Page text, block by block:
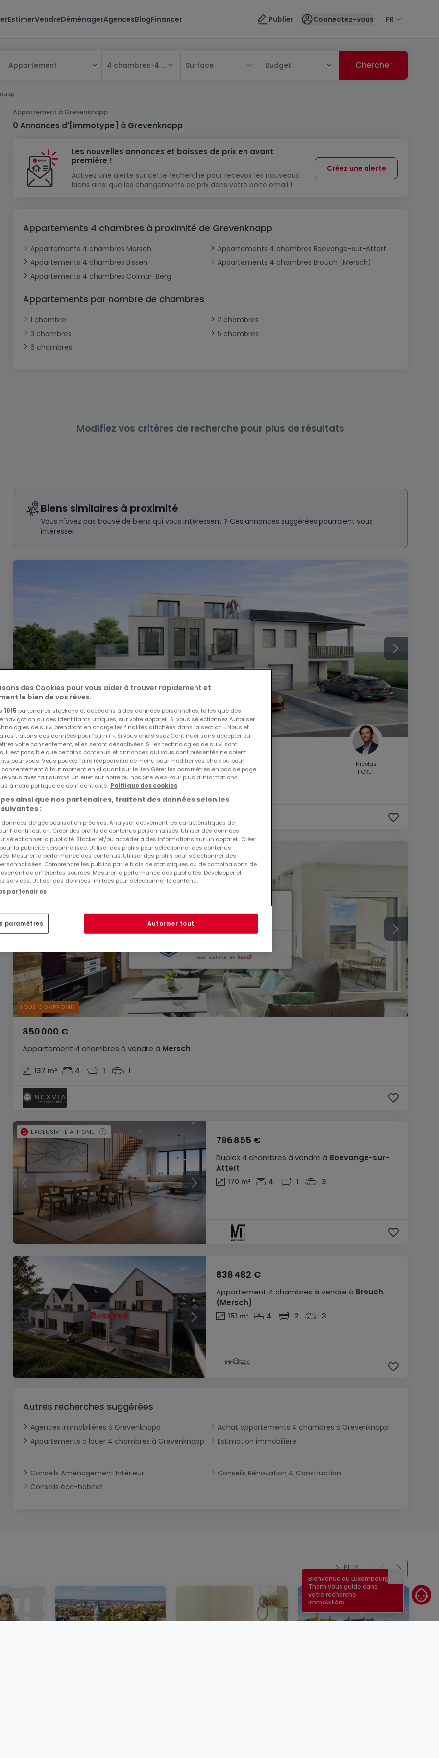
EstimerVendreDéménagerAgencesBlogFinancer Publier Connectez-vous FR
Appartement
Maison
Maison mitoyenne
Maison jumelée
Château
Corps de ferme
Châlet
Bungalow
Gîte
Appartement
Chambre
Studio
Triplex
Mansarde
Rez-de-chaussée
Résidence
Lotissement
Maison à construire
Modèle de maison
Immeuble de rapport
Terrain non constructible
Garage - Parking
Garage fermé
Bureau
Local commercial
Fonds de Commerce
Restaurant
Entrepôt
Exploitation agricole
4 chambres- 4 chambres Surface Budget
Appartement à Grevenknapp
0 Annonces d'[immotype] à Grevenknapp
Les nouvelles annonces et baisses de prix en avant
première !
Activez une alerte sur cette recherche pour recevoir les nouveaux
biens ainsi que les changements de prix dans votre boite email !
Créez une alerte
Appartements 4 chambres à proximité de Grevenknapp
Appartements 4 chambres Mersch
Appartements 4 chambres Boevange-sur-Attert
Appartements 4 chambres Bissen
Appartements 4 chambres Brouch (Mersch)
Appartements 4 chambres Colmar-Berg
Appartements par nombre de chambres
1 chambre
2 chambres
3 chambres
5 chambres
6 chambres
Modifiez vos critères de recherche pour plus de résultats
Biens similaires à proximité
Vous n'avez pas trouvé de biens qui vous intéressent ? Ces annonces suggérées pourraient vous
intéresser.
Duplex 4 chambres à vendre àBoevange-sur-Attert
796 855 €
170 m² 4 2
Nicolas
FORET
Appartement 4 chambres à vendre à Mersch
850 000 €
137 m² 4 1 1
SOUS COMPROMIS
Duplex 4 chambres à vendre à Boevange-sur-
Attert
796 855 €
170 m² 4 1 3
EXCLUSIVITÉ ATHOME
Appartement 4 chambres à vendre à Brouch
(Mersch)
838 482 €
151 m² 4 2 3
Autres recherches suggérées
Agences immobilières à Grevenknapp
Achat appartements 4 chambres à Grevenknapp
Appartements à louer 4 chambres à Grevenknapp
Estimation immobilière
Conseils Aménagement Intérieur
Conseils Rénovation & Construction
Conseils éco-habitat
PLUS
Fermer
Bienvenue au Luxembourg !
Thom vous guide dans
votre recherche
immobilière.
des Cookies pour vous aider à trouver rapidement et
le bien de vos rêves.
1015 partenaires stockons et accédons à des données personnelles, telles que des
navigation ou des identifiants uniques, sur votre appareil. Si vous sélectionnez Autoriser
de suivi prendront en charge les finalités affichées dans la section « Nous et
traitons des données pour fournir ». Si vous choisissez Continuer sans accepter ou
votre consentement, elles seront désactivées. Si les technologies de suivi sont
il est possible que certains contenus et annonces qui vous sont présentés ne soient
pour vous. Vous pouvez faire réapparaître ce menu pour modifier vos choix ou pour
consentement à tout moment en cliquant sur le lien Gérer les paramètres en bas de page.
vous avez fait aurons un effet sur notre ou nos Site Web. Pour plus d’informations,
à notre politique de confidentialité. Politique des cookies
ainsi que nos partenaires, traitent des données selon les
:
données de géolocalisation précises. Analyser activement les caractéristiques de
l’identification. Créer des profils de contenus personnalisés. Utiliser des données
sélectionner la publicité. Stocker et/ou accéder à des informations sur un appareil. Créer
la publicité personnalisée. Utiliser des profils pour sélectionner des contenus
Mesurer la performance des contenus. Utiliser des profils pour sélectionner des
Comprendre les publics par le biais de statistiques ou de combinaisons de
de différentes sources. Mesurer la performance des publicités. Développer et
services. Utiliser des données limitées pour sélectionner le contenu.
partenaires
paramètres Autoriser tout